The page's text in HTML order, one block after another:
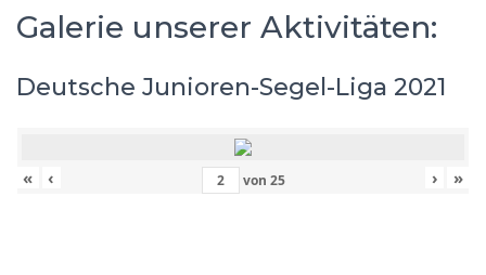
Galerie unserer Aktivitäten:
Deutsche Junioren-Segel-Liga 2021
« ‹ von 25 › »